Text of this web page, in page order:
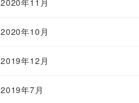
2020年11月
2020年10月
2019年12月
2019年7月